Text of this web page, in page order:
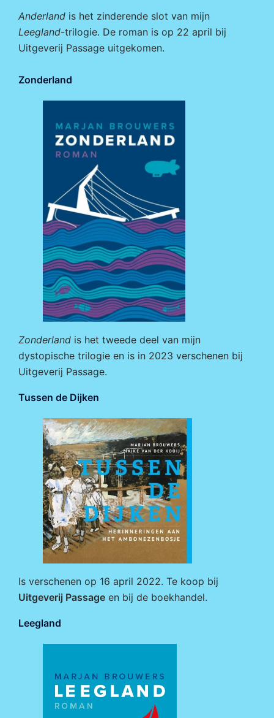
Anderland is het zinderende slot van mijn
Leegland-trilogie. De roman is op 22 april bij
Uitgeverij Passage uitgekomen.
Zonderland
Zonderland is het tweede deel van mijn
dystopische trilogie en is in 2023 verschenen bij
Uitgeverij Passage.
Tussen de Dijken
Is verschenen op 16 april 2022. Te koop bij
Uitgeverij Passage en bij de boekhandel.
Leegland